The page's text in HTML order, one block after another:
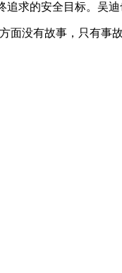
求的安全目标。吴
面没有故事，只有事